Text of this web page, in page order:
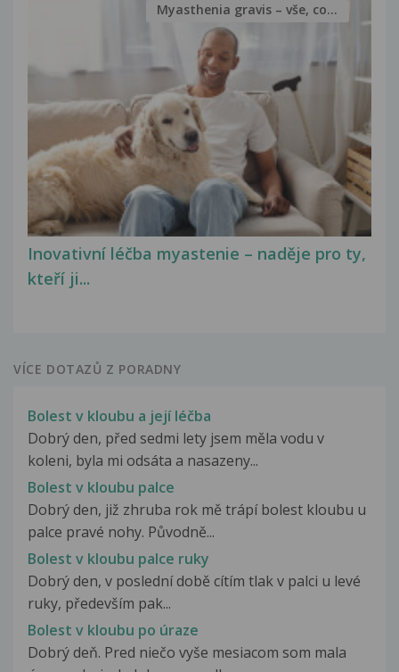
Inovativní léčba myastenie – naděje pro ty,
kteří ji...
Myasthenia gravis – vše, co...
VÍCE DOTAZŮ Z PORADNY
Bolest v kloubu a její léčba
Dobrý den, před sedmi lety jsem měla vodu v
koleni, byla mi odsáta a nasazeny...
Bolest v kloubu palce
Dobrý den, již zhruba rok mě trápí bolest kloubu u
palce pravé nohy. Původně...
Bolest v kloubu palce ruky
Dobrý den, v poslední době cítím tlak v palci u levé
ruky, především pak...
Bolest v kloubu po úraze
Dobrý deň. Pred niečo vyše mesiacom som mala